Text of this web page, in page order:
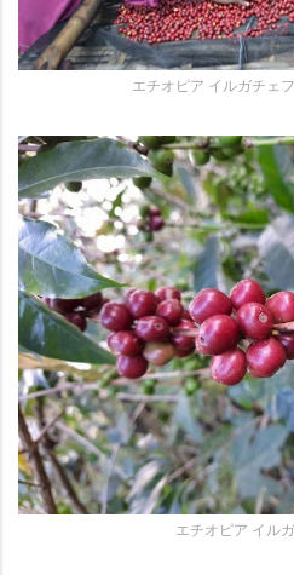
エチオピア イルガチェ
エチオピア イル